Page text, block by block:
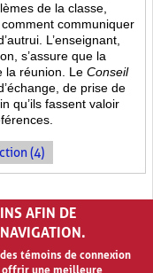
de la classe,
communiquer
L’enseignant,
s’assure que la
la réunion. Le Conseil
de prise de
qu’ils fassent valoir
(4)
AFIN DE
témoins de connexion
offrir une meilleure